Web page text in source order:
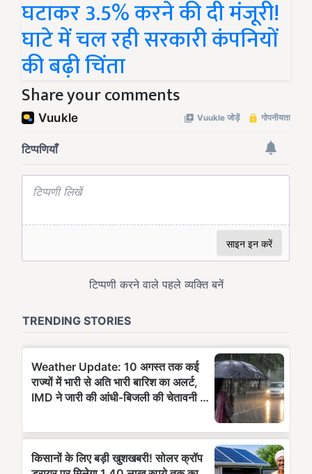
घटाकर 3.5% करने की दी मंजूरी!
घाटे में चल रही सरकारी कंपनियों
की बढ़ी चिंता
Share your comments